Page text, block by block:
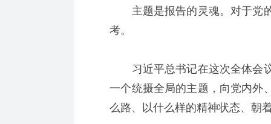
主题是报告的灵魂。对于党的
考。
习近平总书记在这次全体会议
一个统摄全局的主题，向党内外
么路、以什么样的精神状态、朝